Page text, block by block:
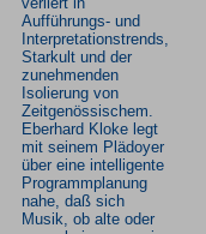
Aufführungs- und
Interpretationstrends,
Starkult und der
zunehmenden
Isolierung von
Zeitgenössischem.
Eberhard Kloke legt
mit seinem Plädoyer
über eine intelligente
Programmplanung
nahe, daß sich
Musik, ob alte oder